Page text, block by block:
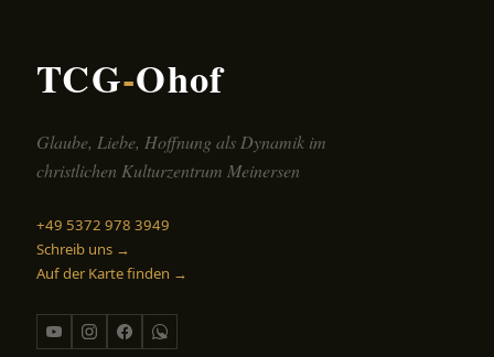
TCG-Ohof
Glaube, Liebe, Hoffnung als Dynamik im
christlichen Kulturzentrum Meinersen
+49 5372 978 3949
Schreib uns →
Auf der Karte finden →